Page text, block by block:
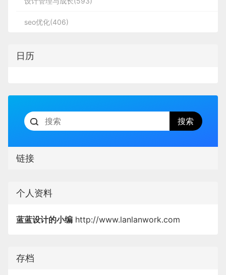
seo优化(406)
日历
链接
个人资料
蓝蓝设计的小编 http://www.lanlanwork.com
存档